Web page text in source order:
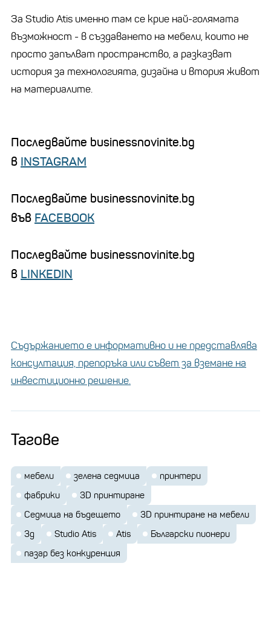
За Studio Atis именно там се крие най-голямата
възможност - в създаването на мебели, които не
просто запълват пространство, а разказват
история за технологията, дизайна и втория живот
на материалите.
Последвайте businessnovinite.bg
в INSTAGRAM
Последвайте businessnovinite.bg
във FACEBOOK
Последвайте businessnovinite.bg
в LINKEDIN
Съдържанието е информативно и не представлява
консултация, препоръка или съвет за вземане на
инвестиционно решение.
Тагове
мебели зелена седмица
принтери
фабрики
3D принтиране
Седмица на бъдещето
3D принтиране на мебели
3д
Studio Atis Atis
Български пионери
пазар без конкуренция